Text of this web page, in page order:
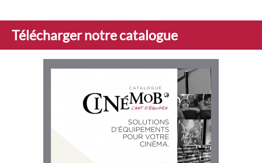
Télécharger notre catalogue